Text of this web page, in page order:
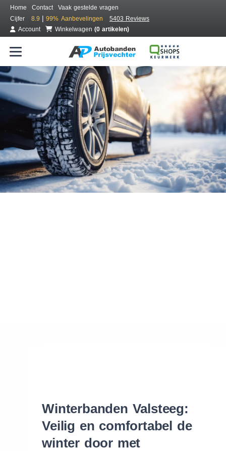
Home Contact
Vaak gestelde vragen
Cijfer
8.9 | 99% Aanbevelingen
5403 Reviews
Account
Winkelwagen (0 artikelen)
Bestel voordelig winterbanden
Gratis bezorgd of montage bij jou in de buurt
Seizoen:
Merken:
Winterbanden Valsteeg:
Veilig en comfortabel de
winter door met